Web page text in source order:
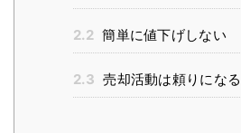
2.2 簡単に値下げしない
2.3 売却活動は頼りにな